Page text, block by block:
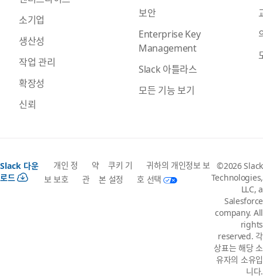
소기업
생산성
작업 관리
확장성
신뢰
보안
Enterprise Key
Management
Slack 아틀라스
모든 기능 보기
Slack 다운
로드
개인 정
보 보호
약
관
쿠키 기
본 설정
귀하의 개인정보 보
호 선택
©2026 Slack
Technologies,
LLC, a
Salesforce
company. All
rights
reserved. 각
상표는 해당 소
유자의 소유입
니다.